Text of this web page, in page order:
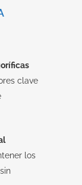
clave
los